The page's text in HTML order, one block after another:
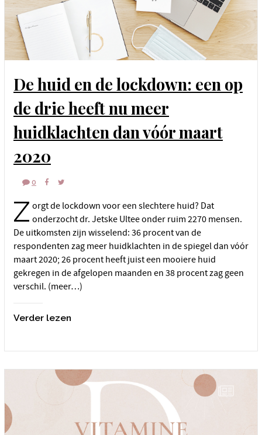
De huid en de lockdown: een op
de drie heeft nu meer
huidklachten dan vóór maart
2020
0
Z orgt de lockdown voor een slechtere huid? Dat
onderzocht dr. Jetske Ultee onder ruim 2270 mensen.
De uitkomsten zijn wisselend: 36 procent van de
respondenten zag meer huidklachten in de spiegel dan vóór
maart 2020; 26 procent heeft juist een mooiere huid
gekregen in de afgelopen maanden en 38 procent zag geen
verschil. (meer…)
Verder lezen